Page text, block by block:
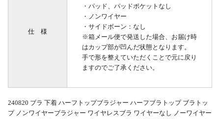
仕 様
・パッド、パッドポケットなし
・ノンワイヤー
・サイドボーン：なし
※箱メール便で発送した場合、お届け時
はカップ部が凹んだ状態となります。
手で形を整えていただくことで元に戻り
ますのでご了承ください。
240820 ブラ 下着 ハーフトップブラジャー ハーフブラトップ ブラトッ
プ ノンワイヤーブラジャー ワイヤレスブラ ワイヤーなし ノーワイヤー